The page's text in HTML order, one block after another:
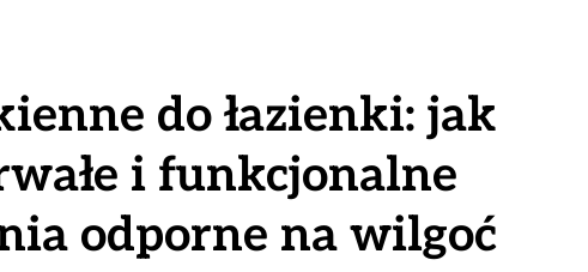
do łazienki: jak
i funkcjonalne
odporne na wilgoć